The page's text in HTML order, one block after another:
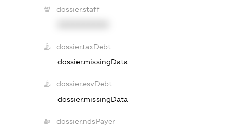
dossier.staff
dossier.taxDebt
dossier.missingData
dossier.esvDebt
dossier.missingData
dossier.ndsPayer